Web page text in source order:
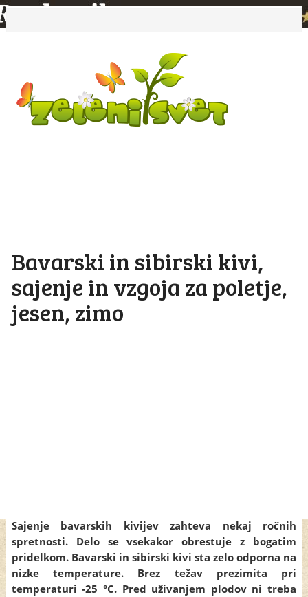
Bavarski in sibirski kivi,
sajenje in vzgoja za poletje,
jesen, zimo
Sajenje bavarskih kivijev zahteva nekaj ročnih
spretnosti. Delo se vsekakor obrestuje z bogatim
pridelkom. Bavarski in sibirski kivi sta zelo odporna na
nizke temperature. Brez težav prezimita pri
temperaturi -25 °C. Pred uživanjem plodov ni treba